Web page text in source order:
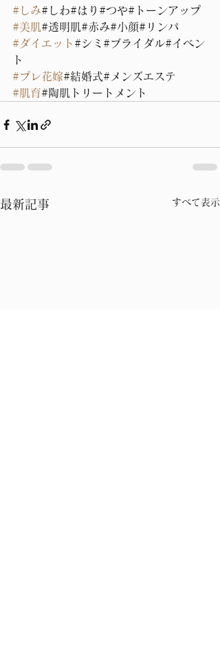
#しみ#しわ#はり#つや#トーンアップ
#美肌#透明肌#赤み#小顔#リンパ
#ダイエット #シミ#ブライダル#イベン
ト
#プレ花嫁#結婚式#メンズエステ
#肌育#陶肌トリートメント
最新記事 すべて表示